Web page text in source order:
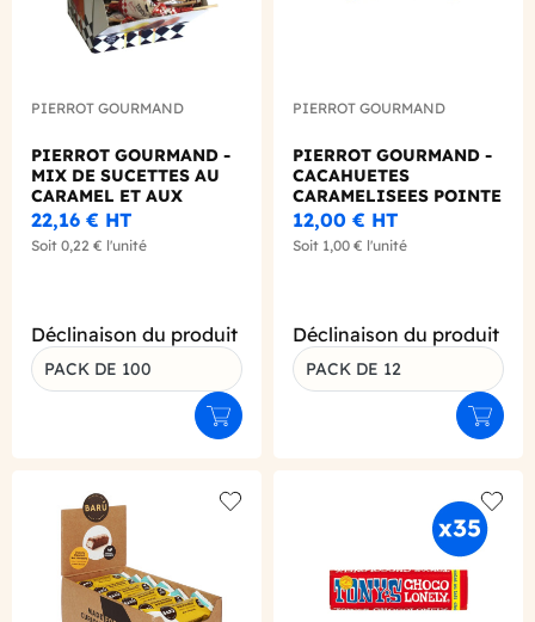
PIERROT GOURMAND
PIERROT GOURMAND -
MIX DE SUCETTES AU
CARAMEL ET AUX
FRUITS 13G X100
22,16 € HT
Soit 0,22 € l'unité
Déclinaison du produit
PACK DE 100
Ajouter au panier
PIERROT GOURMAND
PIERROT GOURMAND -
CACAHUETES
CARAMELISEES POINTE
DE VANILLE 45G X12
12,00 € HT
Soit 1,00 € l'unité
Déclinaison du produit
PACK DE 12
Add